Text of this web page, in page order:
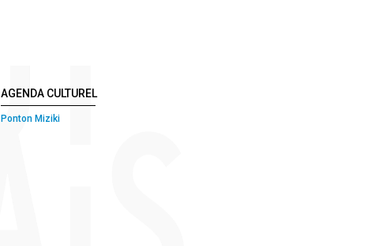
AGENDA CULTUREL
Ponton Miziki